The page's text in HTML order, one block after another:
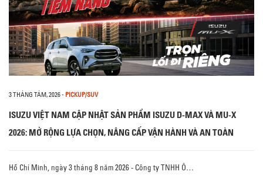
3 THÁNG TÁM, 2026- PICKUP/SUV
ISUZU VIỆT NAM CẬP NHẬT SẢN PHẨM ISUZU D-MAX VÀ MU-X
2026: MỞ RỘNG LỰA CHỌN, NÂNG CẤP VẬN HÀNH VÀ AN TOÀN
Hồ Chí Minh, ngày 3 tháng 8 năm 2026 - Công ty TNHH Ô…